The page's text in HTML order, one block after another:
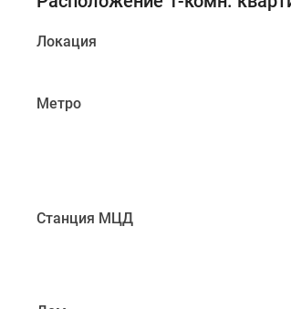
Локация
Метро
Станция МЦД